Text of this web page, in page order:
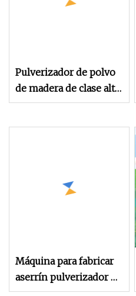
Pulverizador de polvo
de madera de clase alta
con certificado CE
Máquina para fabricar
aserrín pulverizador de
madera